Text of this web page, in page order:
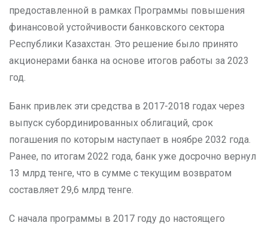
предоставленной в рамках Программы повышения
финансовой устойчивости банковского сектора
Республики Казахстан. Это решение было принято
акционерами банка на основе итогов работы за 2023
год.
Банк привлек эти средства в 2017-2018 годах через
выпуск субординированных облигаций, срок
погашения по которым наступает в ноябре 2032 года.
Ранее, по итогам 2022 года, банк уже досрочно вернул
13 млрд тенге, что в сумме с текущим возвратом
составляет 29,6 млрд тенге.
С начала программы в 2017 году до настоящего